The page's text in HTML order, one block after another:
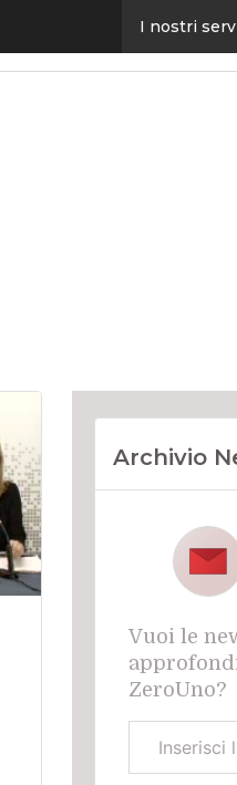
I nostri
Internet4Things
Archivio
Vuoi le
ZeroUno?
aziendale